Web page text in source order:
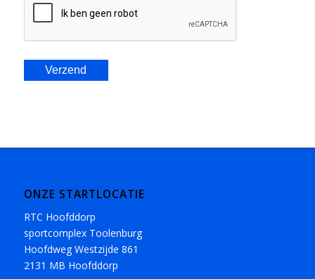
ONZE STARTLOCATIE
RTC Hoofddorp
sportcomplex Toolenburg
Hoofdweg Westzijde 861
2131 MB Hoofddorp